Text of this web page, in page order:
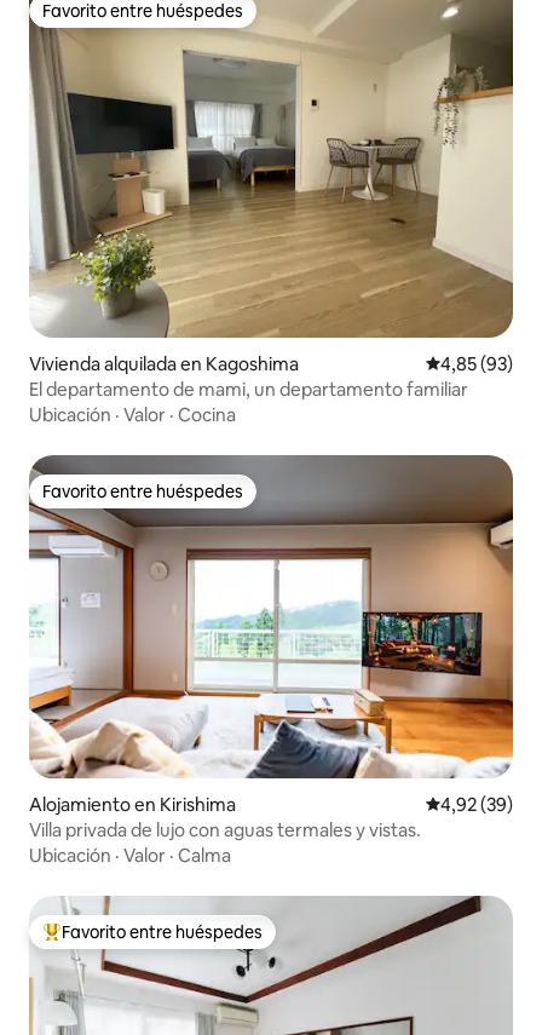
Favorito entre huéspedes
Favorito entre huéspedes
Vivienda alquilada en Kagoshima Calificación
4,85 (93)
El departamento de mami, un departamento familiar
Ubicación · Valor · Cocina
Favorito entre huéspedes
Favorito entre huéspedes
Alojamiento en Kirishima Calificación
4,92 (39)
Villa privada de lujo con aguas termales y vistas.
Ubicación · Valor · Calma
Favorito entre los huéspedes más destacados
Favorito entre huéspedes